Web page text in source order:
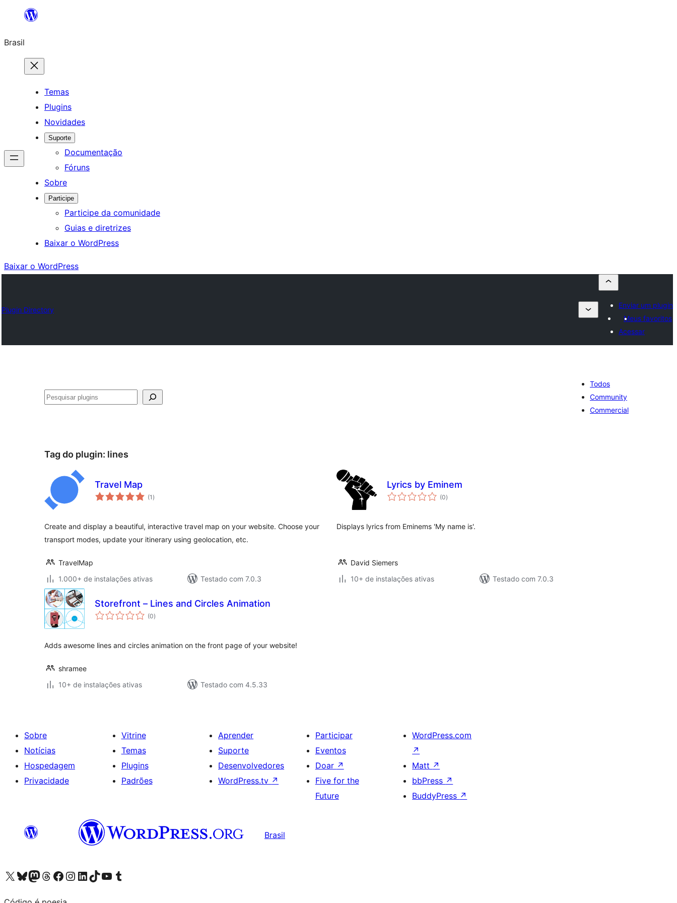
o
conteúdo
Brasil
Temas
Plugins
Novidades
Suporte
Documentação
Fóruns
Sobre
Participe
Participe da comunidade
Guias e diretrizes
Baixar o WordPress
Baixar o WordPress
Plugin Directory
Enviar um plugin
Meus favoritos
Acessar
Pesquisar
Todos
Community
Commercial
Tag do plugin: lines
Travel Map
(1 total
de
)
Create and display a beautiful, interactive travel map on your website. Choose your
transport modes, update your itinerary using geolocation, etc.
TravelMap
1.000+ de instalações ativas
Testado com 7.0.3
Lyrics by Eminem
(0total
de
)
Displays lyrics from Eminems 'My name is'.
David Siemers
10+ de instalações ativas
Testado com 7.0.3
Storefront – Lines and Circles Animation
(0total
de
)
Adds awesome lines and circles animation on the front page of your website!
shramee
10+ de instalações ativas
Testado com 4.5.33
Sobre
Notícias
Hospedagem
Privacidade
Vitrine
Temas
Plugins
Padrões
Aprender
Suporte
Desenvolvedores
WordPress.tv ↗
Participar
Eventos
Doar ↗
Five for the
Future
WordPress.com
↗
Matt ↗
bbPress ↗
BuddyPress ↗
Brasil
Acessar nossa conta do X (antigo Twitter)
Acessar nossa conta do Bluesky
Acessar nossa conta do Mastodon
Acessar nossa conta do Threads
Acessar nossa página do Facebook
Acessar nossa conta do Instagram
Acessar nossa conta do LinkedIn
Acessar nossa conta do TikTok
Acessar nosso canal do YouTube
Acessar nossa conta no Tumblr